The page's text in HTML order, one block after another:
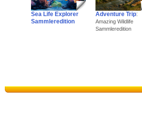
Sea Life Explorer
Sammleredition
Adventure Trip:
Amazing Wildlife
Sammleredition